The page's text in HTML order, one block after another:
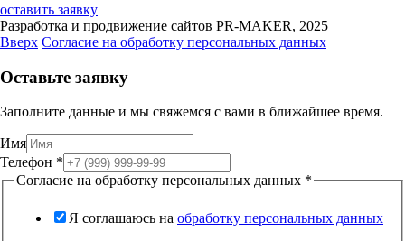
оставить заявку
Разработка и продвижение сайтов PR-MAKER, 2025
Вверх Согласие на обработку персональных данных
Оставьте заявку
Заполните данные и мы свяжемся с вами в ближайшее время.
Имя
Телефон *
Согласие на обработку персональных данных *
Я соглашаюсь на обработку персональных данных